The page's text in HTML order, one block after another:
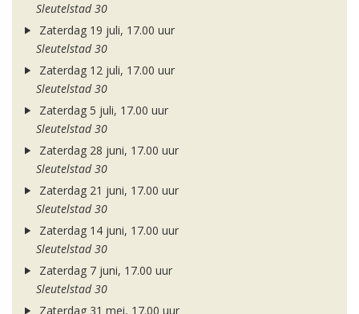
Sleutelstad 30
Zaterdag 19 juli, 17.00 uur
Sleutelstad 30
Zaterdag 12 juli, 17.00 uur
Sleutelstad 30
Zaterdag 5 juli, 17.00 uur
Sleutelstad 30
Zaterdag 28 juni, 17.00 uur
Sleutelstad 30
Zaterdag 21 juni, 17.00 uur
Sleutelstad 30
Zaterdag 14 juni, 17.00 uur
Sleutelstad 30
Zaterdag 7 juni, 17.00 uur
Sleutelstad 30
Zaterdag 31 mei, 17.00 uur